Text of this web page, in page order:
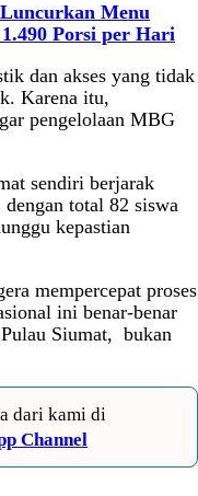
Menu
Porsi per Hari
dan akses yang tidak
Karena itu,
pengelolaan MBG
sendiri berjarak
total 82 siswa
kepastian
mempercepat proses
ini benar-benar
Siumat, bukan
dari kami di
Channel